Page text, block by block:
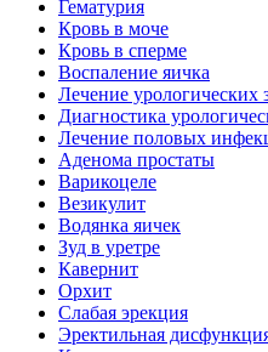
Гематурия
Кровь в моче
Кровь в сперме
Воспаление яичка
Лечение урологических
Диагностика
Лечение половых
Аденома простаты
Варикоцеле
Везикулит
Водянка яичек
Зуд в уретре
Кавернит
Орхит
Слабая эрекция
Эректильная